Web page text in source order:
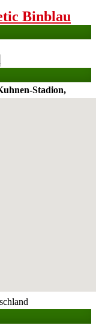
Binblau
Stadion,